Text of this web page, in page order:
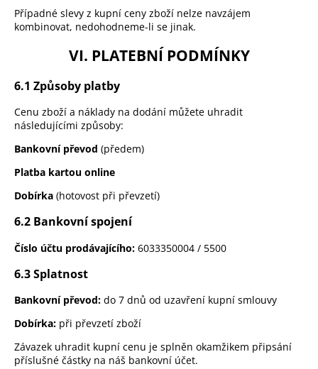
Případné slevy z kupní ceny zboží nelze navzájem
kombinovat, nedohodneme-li se jinak.
VI. PLATEBNÍ PODMÍNKY
6.1 Způsoby platby
Cenu zboží a náklady na dodání můžete uhradit
následujícími způsoby:
Bankovní převod (předem)
Platba kartou online
Dobírka (hotovost při převzetí)
6.2 Bankovní spojení
Číslo účtu prodávajícího: 6033350004 / 5500
6.3 Splatnost
Bankovní převod: do 7 dnů od uzavření kupní smlouvy
Dobírka: při převzetí zboží
Závazek uhradit kupní cenu je splněn okamžikem připsání
příslušné částky na náš bankovní účet.